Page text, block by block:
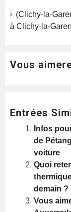
(Clichy-la-
à Clichy-la-
Vous
Entrées
Infos
de
voiture
Quoi
demain ?
Vous